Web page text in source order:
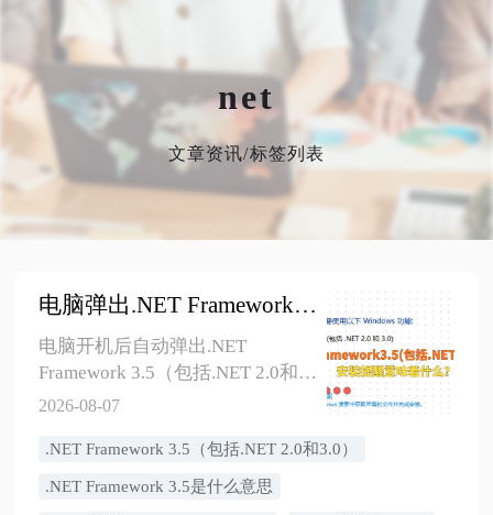
net
文章资讯/标签列表
电脑弹出.NET Framework 3.5（包括.NET 2.0和3.0）安装提醒意味着什么？
电脑开机后自动弹出.NET
Framework 3.5（包括.NET 2.0和
3.0）安装提醒，通常说明某个启
或旧软件后台组件需要旧版.NET
运行环境。本文讲清这个提醒意
2026-08-07
.NET Framework 3.5（包括.NET 2.0和3.0）
​.NET Framework 3.5是什么意思